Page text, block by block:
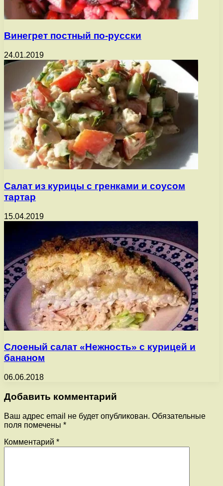
Винегрет постный по-русски
24.01.2019
Салат из курицы с гренками и соусом
тартар
15.04.2019
Слоеный салат «Нежность» с курицей и
бананом
06.06.2018
Добавить комментарий
Ваш адрес email не будет опубликован. Обязательные
поля помечены *
Комментарий *